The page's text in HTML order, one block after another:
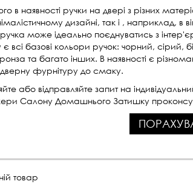
в наявності ручки на двері з різних
дизайні, так і , наприклад,
може ідеально поєднуватись з
всі базові кольори ручок: чорний, сірий,
та багато інших. В наявності є
фурнітуру до смаку.
або відправляйте запит на
Салону Домашнього Затишку
товар